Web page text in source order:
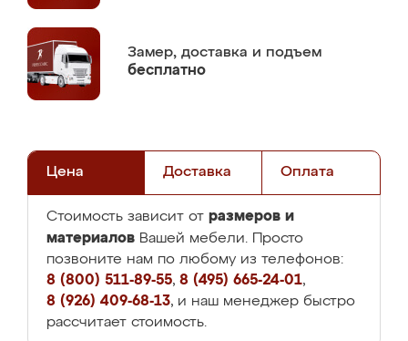
Замер, доставка и подъем
бесплатно
Цена Доставка Оплата
Стоимость зависит от размеров и
материалов Вашей мебели. Просто
позвоните нам по любому из телефонов:
8 (800) 511-89-55, 8 (495) 665-24-01,
8 (926) 409-68-13, и наш менеджер быстро
рассчитает стоимость.